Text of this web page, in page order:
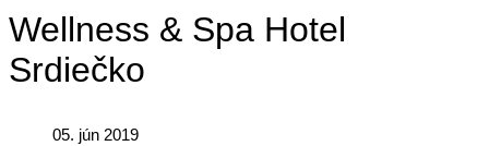
Wellness & Spa Hotel
Srdiečko
05. jún 2019